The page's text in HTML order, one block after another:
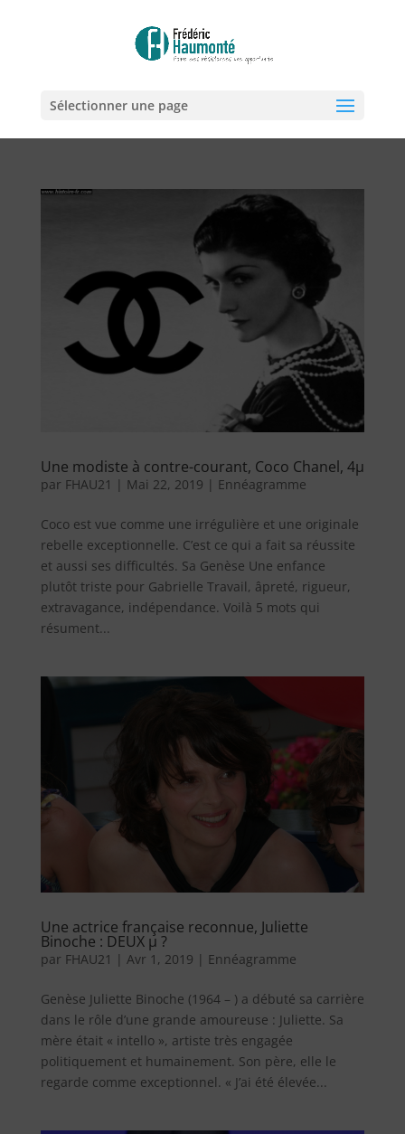
Sélectionner une page
Une modiste à contre-courant, Coco Chanel, 4µ
par FHAU21 | Mai 22, 2019 | Ennéagramme
Coco est vue comme une irrégulière et une originale
rebelle exceptionnelle. C’est ce qui a fait sa réussite
et aussi ses difficultés. ​Sa Genèse Une enfance
plutôt triste pour Gabrielle Travail, âpreté, rigueur,
extravagance, indépendance. Voilà 5 mots qui
résument...
Une actrice française reconnue, Juliette
Binoche : DEUX µ ?
par FHAU21 | Avr 1, 2019 | Ennéagramme
Genèse Juliette Binoche (1964 – ) a débuté sa carrière
dans le rôle d’une grande amoureuse : Juliette. Sa
mère était « intello », artiste très engagée
politiquement et humainement. Son père, elle le
regarde comme exceptionnel. « J’ai été élevée...